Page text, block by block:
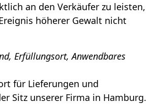
an den Verkäufer zu leisten,
höherer Gewalt nicht
Erfüllungsort, Anwendbares
für Lieferungen und
Sitz unserer Firma in Hamburg.